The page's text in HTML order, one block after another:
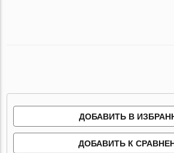
ДОБАВИТЬ В
ДОБАВИТЬ К